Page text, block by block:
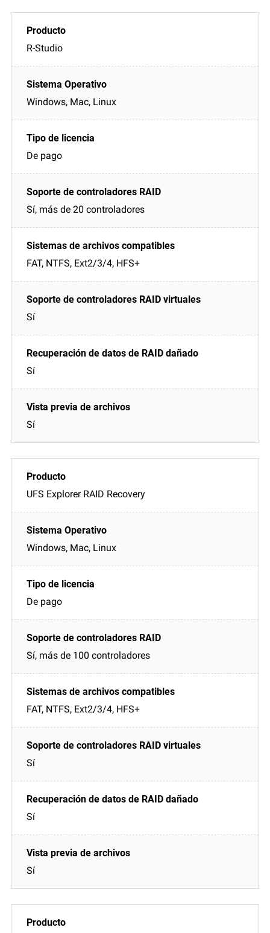
R-Studio
Windows, Mac, Linux
De pago
Sí, más de 20 controladores
FAT, NTFS, Ext2/3/4, HFS+
Sí
Sí
Sí
UFS Explorer RAID Recovery
Windows, Mac, Linux
De pago
Sí, más de 100 controladores
FAT, NTFS, Ext2/3/4, HFS+
Sí
Sí
Sí